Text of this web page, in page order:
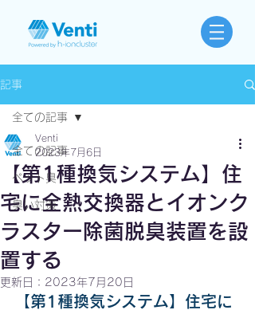
記事
全ての記事
ペット臭
臭い対策
全ての記事
【第1種換気システム】住
宅に全熱交換器とイオンク
ラスター除菌脱臭装置を設
置する
Venti
2023年7月6日
更新日： 2023年7月20日
【第1種換気システム】住宅に